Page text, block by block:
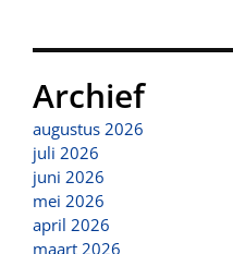
Archief
augustus 2026
juli 2026
juni 2026
mei 2026
april 2026
maart 2026